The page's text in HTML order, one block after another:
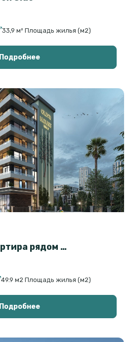
33,9 м² Площадь жилья (м2)
Подробнее
2-комнатная квартира рядом с морем в Гонио, Батуми — Olive House
49.9 м2 Площадь жилья (м2)
Подробнее